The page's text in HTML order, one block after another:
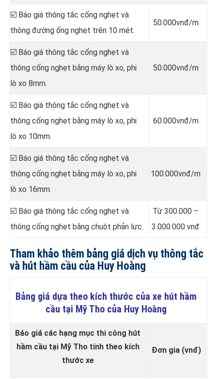
☑️ Báo giá thông tắc cống nghẹt và
thông đường ống nghẹt trên 10 mét.
50.000vnđ/m
☑️ Báo giá thông tắc cống nghẹt và
thông cống nghẹt bằng máy lò xo, phi
lò xo 8mm.
50.000vnđ/m
☑️ Báo giá thông tắc cống nghẹt và
thông cống nghẹt bằng máy lò xo, phi
lò xo 10mm.
60.000vnđ/m
☑️ Báo giá thông tắc cống nghẹt và
thông cống nghẹt bằng máy lò xo, phi
lò xo 16mm.
100.000vnđ/m
☑️ Báo giá thông tắc cống nghẹt và
thông cống nghẹt bằng chuột phản lực.
Từ 300.000 –
3.000.000 vnđ
Tham khảo thêm bảng giá dịch vụ thông tắc
và hút hầm cầu của Huy Hoàng
Bảng giá dựa theo kích thước của xe hút hầm
cầu tại Mỹ Tho của Huy Hoàng
Báo giá các hạng mục thi công hút
hầm cầu tại Mỹ Tho tính theo kích
thước xe
Đơn gia (vnđ)